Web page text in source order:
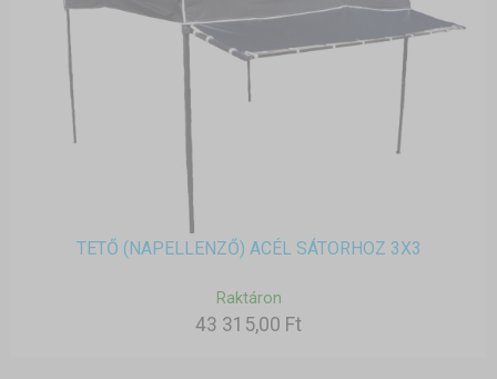
TETŐ (NAPELLENZŐ) ACÉL SÁTORHOZ 3X3
Raktáron
43 315,00 Ft